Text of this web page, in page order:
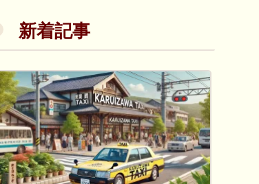
新着記事